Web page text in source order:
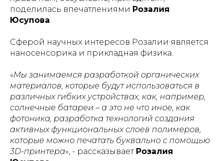
поделилась впечатлениями Розалия
Юсупова.
Сферой научных интересов Розалии является
наносенсорика и прикладная физика.
«Мы занимаемся разработкой органических
материалов, которые будут использоваться в
различных гибких устройствах, как, например,
солнечные батареи – а это не что иное, как
фотоника, разработка технологий создания
активных функциональных слоев полимеров,
которые можно печатать буквально с помощью
3D-принтера», - рассказывает Розалия